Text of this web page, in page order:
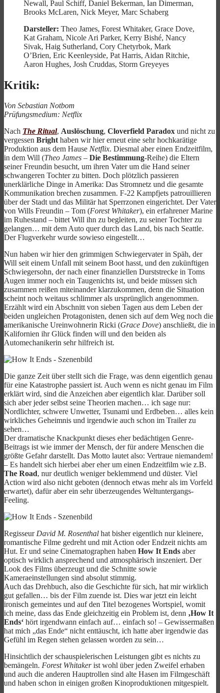
Newall, Paul Schiff, Daniel Bekerman, Ian Dimerman,
Brooks McLaren, Nick Meyer, Marc Schaberg
Darsteller: Theo James, Forest Whitaker, Grace Dove,
Kat Graham, Nicole Ari Parker, Kerry Bishé, Nancy
Sivak, Haig Sutherland, Cory Chetyrbok, Mark
O’Brien, Eric Keenleyside, Pat Harris, Aidan Ritchie,
Aaron Hughes, Josh Cruddas, Storm Greyeyes
Kritik:
Von Sebastian Notbom
Prüfungsmedium: Netflix
Nach The Ritual, Auslöschung, Cloverfield Paradox und nicht zu
vergessen Brighthaben wir hier erneut eine sehr hochkarätige
Produktion aus dem Hause Netflix. Diesmal aber einen Endzeitfilm,
in dem Will (Theo James – Die Bestimmung-Reihe) die Eltern
seiner Freundin besucht, um ihren Vater um die Hand seiner
schwangeren Tochter zu bitten. Doch plötzlich passieren
unerklärliche Dinge in Amerika: Das Stromnetz und die gesamte
Kommunikation brechen zusammen. F-22 Kampfjets patrouillieren
über der Stadt und das Militär hat Sperrzonen eingerichtet. Der Vater
von Wills Freundin – Tom (Forest Whitaker), ein erfahrener Marine
im Ruhestand – bittet Will ihn zu begleiten, zu seiner Tochter zu
gelangen… mit dem Auto quer durch das Land, bis nach Seattle.
Der Flugverkehr wurde sowieso eingestellt…
Nun haben wir hier den grimmigen Schwiegervater in Späh, der
Will seit einem Unfall mit seinem Boot hasst, und den zukünftigen
Schwiegersohn, der nach einer finanziellen Durststrecke in Toms
Augen immer noch ein Taugenichts ist, und beide müssen sich
zusammen reißen miteinander klarzukommen, denn die Situation
scheint noch weitaus schlimmer als ursprünglich angenommen.
Erzählt wird ein Abschnitt von sieben Tagen aus dem Leben der
beiden ungleichen Protagonisten, denen sich auf dem Weg noch die
amerikanische Ureinwohnerin Ricki (Grace Dove) anschließt, die in
Kalifornien ihr Glück finden will und den beiden als
Automechanikerin sehr hilfreich ist.
Die ganze Zeit über stellt sich die Frage, was denn eigentlich genau
für eine Katastrophe passiert ist. Auch wenn es nicht genau im Film
erklärt wird, sind die Anzeichen aber eigentlich klar. Darüber soll
sich aber jeder selbst seine Theorien machen… ich sage nur:
Nordlichter, schwere Unwetter, Tsunami und Erdbeben… alles kein
wirkliches Geheimnis und irgendwie auch schon im Trailer zu
sehen…
Der dramatische Knackpunkt dieses eher bedächtigen Genre-
Beitrags ist wie immer der Mensch, der für andere Menschen die
größte Gefahr darstellt. Das Motto lautet also: Vertraue niemandem!
– Es handelt sich hierbei aber eher um einen Endzeitfilm wie z.B.
The Road, nur deutlich weniger beklemmend und düster. Viel
Action wird also nicht geboten (dennoch etwas mehr als im Vorfeld
erwartet), dafür aber ein sehr überzeugendes Weltuntergangs-
Feeling.
RegisseurDavid M. Rosenthal hat bisher eigentlich nur kleinere,
romantische Filme gedreht und mit Action oder Endzeit nichts am
Hut. Er und seine Cinematographen haben How It Ends aber
optisch wirklich ansprechend und atmosphärisch inszeniert. Der
Look des Films überzeugt und die Schnitte sowie
Kameraeinstellungen sind absolut stimmig.
Auch das Drehbuch, also die Geschichte für sich, hat mir wirklich
gut gefallen… bis der Film zuende ist. Dies war jetzt ein leicht
ironisch gemeintes und auf den Titel bezogenes Wortspiel, womit
ich meine, dass das Ende gleichzeitig ein Problem ist, denn ‚How It
Ends‘ hört irgendwann einfach auf… einfach so! – Gewissermaßen
hat mich „das Ende“ nicht enttäuscht, ich hatte aber irgendwie das
Gefühl im Regen stehen gelassen worden zu sein…
Hinsichtlich der schauspielerischen Leistungen gibt es nichts zu
bemängeln. Forest Whitakerist wohl über jeden Zweifel erhaben
und auch die anderen Hauptrollen sind alte Hasen im Filmgeschäft
und haben schon in einigen großen Kinoproduktionen mitgespielt.